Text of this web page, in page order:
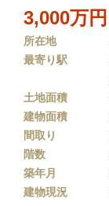
3,000万円
所在地
最寄り駅
土地面積
建物面積
間取り
階数
築年月
建物現況